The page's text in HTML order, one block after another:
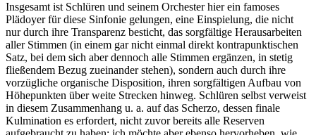
Insgesamt ist Schlüren und seinem Orchester hier ein famoses
Plädoyer für diese Sinfonie gelungen, eine Einspielung, die nicht
nur durch ihre Transparenz besticht, das sorgfältige Herausarbeiten
aller Stimmen (in einem gar nicht einmal direkt kontrapunktischen
Satz, bei dem sich aber dennoch alle Stimmen ergänzen, in stetig
fließendem Bezug zueinander stehen), sondern auch durch ihre
vorzügliche organische Disposition, ihren sorgfältigen Aufbau von
Höhepunkten über weite Strecken hinweg. Schlüren selbst verweist
in diesem Zusammenhang u. a. auf das Scherzo, dessen finale
Kulmination es erfordert, nicht zuvor bereits alle Reserven